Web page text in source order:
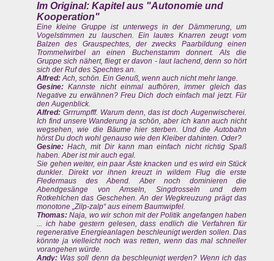
Im Original: Kapitel aus "Autonomie und
Kooperation"
Eine kleine Gruppe ist unterwegs in der Dämmerung, um
Vogelstimmen zu lauschen. Ein lautes Knarren zeugt vom
Balzen des Grauspechtes, der zwecks Paarbildung einen
Trommelwirbel an einen Buchenstamm donnert. Als die
Gruppe sich nähert, fliegt er davon - laut lachend, denn so hört
sich der Ruf des Spechtes an.
Alfred:Ach, schön. Ein Genuß, wenn auch nicht mehr lange.
Gesine: Kannste nicht einmal aufhören, immer gleich das
Negative zu erwähnen? Freu Dich doch einfach mal jetzt. Für
den Augenblick.
Alfred: Grrrumpfff. Warum denn, das ist doch Augenwischerei.
Ich find unsere Wanderung ja schön, aber ich kann auch nicht
wegsehen, wie die Bäume hier sterben. Und die Autobahn
hörst Du doch wohl genauso wie den Kleiber dahinten. Oder?
Gesine: Hach, mit Dir kann man einfach nicht richtig Spaß
haben. Aber ist mir auch egal.
Sie gehen weiter, ein paar Äste knacken und es wird ein Stück
dunkler. Direkt vor ihnen kreuzt in wildem Flug die erste
Fledermaus des Abend. Aber noch dominieren die
Abendgesänge von Amseln, Singdrosseln und dem
Rotkehlchen das Geschehen. An der Wegkreuzung prägt das
monotone „Zilp-zalp“ aus einem Baumwipfel.
Thomas: Naja, wo wir schon mit der Politik angefangen haben
... ich habe gestern gelesen, dass endlich die Verfahren für
regenerative Energieanlagen beschleunigt werden sollen. Das
könnte ja vielleicht noch was retten, wenn das mal schneller
vorangehen würde.
Andy: Was soll denn da beschleunigt werden? Wenn ich das